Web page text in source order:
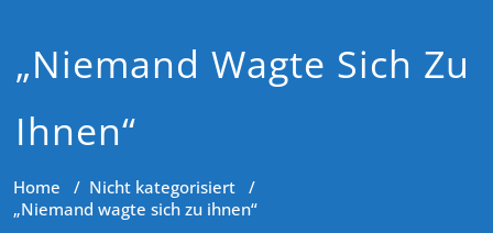
„Niemand Wagte Sich Zu
Ihnen“
Home / Nicht kategorisiert /
„Niemand wagte sich zu ihnen“